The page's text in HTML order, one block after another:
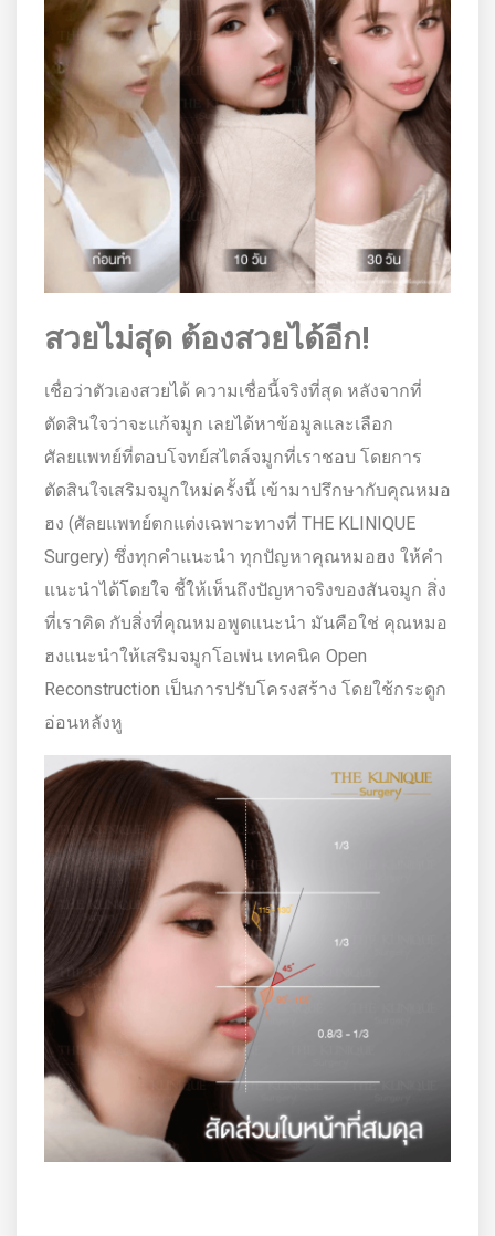
สวยไม่สุด ต้องสวยได้อีก!
เชื่อว่าตัวเองสวยได้ ความเชื่อนี้จริงที่สุด หลังจากที่
ตัดสินใจว่าจะแก้จมูก เลยได้หาข้อมูลและเลือก
ศัลยแพทย์ที่ตอบโจทย์สไตล์จมูกที่เราชอบ โดยการ
ตัดสินใจเสริมจมูกใหม่ครั้งนี้ เข้ามาปรึกษากับคุณหมอ
ฮง (ศัลยแพทย์ตกแต่งเฉพาะทางที่ THE KLINIQUE
Surgery) ซึ่งทุกคำแนะนำ ทุกปัญหาคุณหมอฮง ให้คำ
แนะนำได้โดยใจ ชี้ให้เห็นถึงปัญหาจริงของสันจมูก สิ่ง
ที่เราคิด กับสิ่งที่คุณหมอพูดแนะนำ มันคือใช่ คุณหมอ
ฮงแนะนำให้เสริมจมูกโอเพ่น เทคนิค Open
Reconstruction เป็นการปรับโครงสร้าง โดยใช้กระดูก
อ่อนหลังหู